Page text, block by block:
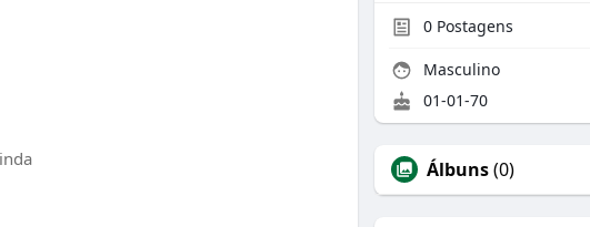
0 Postagens
Masculino
01-01-70
Álbuns(0)